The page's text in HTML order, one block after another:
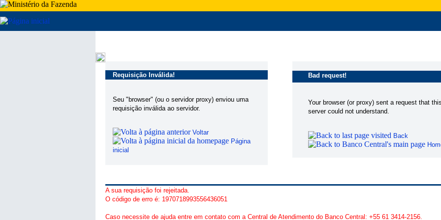
Requisição Inválida!
Seu "browser" (ou o servidor proxy) enviou uma
requisição inválida ao servidor.
Voltar
Página
inicial
Bad request!
Your browser (or proxy) sent a request that
server could not understand.
Back
A sua requisição foi rejeitada.
O código de erro é: 1970718993556436051
Caso necessite de ajuda entre em contato com a Central de Atendimento do Banco Central: +55 61 3414-2156.